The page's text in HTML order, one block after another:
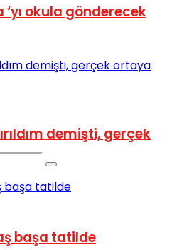
‘yı okula gönderecek
demişti, gerçek
başa tatilde